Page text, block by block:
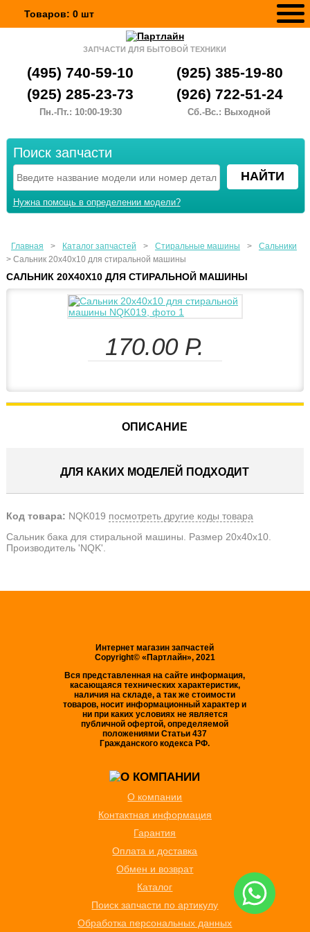
Товаров: 0 шт
ЗАПЧАСТИ ДЛЯ БЫТОВОЙ ТЕХНИКИ
(495) 740-59-10
(925) 385-19-80
(925) 285-23-73
(926) 722-51-24
Пн.-Пт.: 10:00-19:30 Сб.-Вс.: Выходной
Поиск запчасти
Нужна помощь в определении модели?
Главная > Каталог запчастей > Стиральные машины >
Сальники
> Сальник 20x40x10 для стиральной машины
САЛЬНИК 20X40X10 ДЛЯ СТИРАЛЬНОЙ МАШИНЫ
170.00Р.
ОПИСАНИЕ
ДЛЯ КАКИХ МОДЕЛЕЙ ПОДХОДИТ
Код товара: NQK019 посмотреть другие коды товара
Сальник бака для стиральной машины. Размер 20x40x10.
Производитель 'NQK'.
Интернет магазин запчастей
Copyright© «Партлайн», 2021
Вся представленная на сайте информация,
касающаяся технических характеристик,
наличия на складе, а так же стоимости
товаров, носит информационный характер и
ни при каких условиях не является
публичной офертой, определяемой
положениями Статьи 437
Гражданского кодекса РФ.
О компании
Контактная информация
Гарантия
Оплата и доставка
Обмен и возврат
Каталог
Поиск запчасти по артикулу
Обработка персональных данных